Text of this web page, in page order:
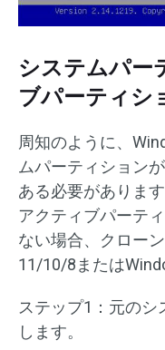
システムパー
ブパーティシ
周知のように、
ムパーティション
ある必要がありま
アクティブパーテ
ない場合、クロー
11/10/8または
ステップ1：元のシ
します。